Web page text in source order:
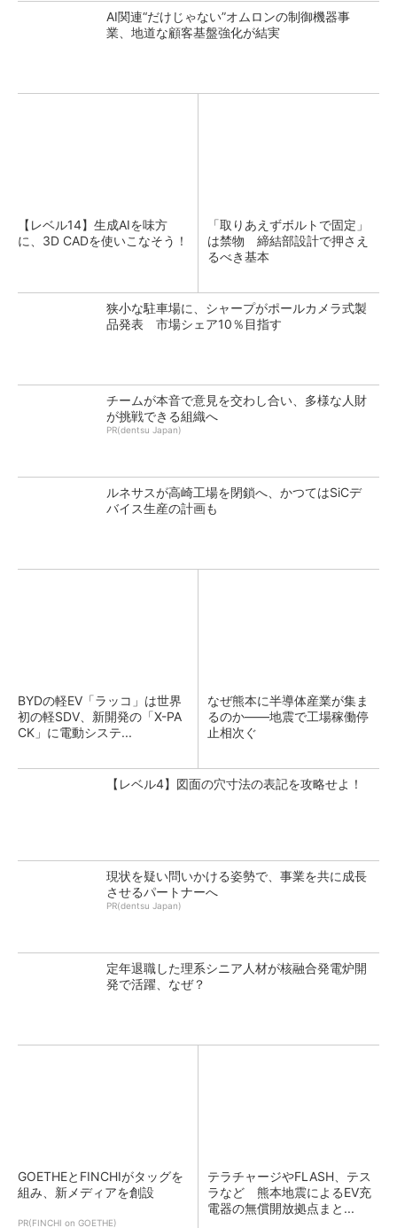
AI関連“だけじゃない”オムロンの制御機器事
業、地道な顧客基盤強化が結実
【レベル14】生成AIを味方
に、3D CADを使いこなそう！
「取りあえずボルトで固定」
は禁物 締結部設計で押さえ
るべき基本
狭小な駐車場に、シャープがポールカメラ式製
品発表 市場シェア10％目指す
チームが本音で意見を交わし合い、多様な人財
が挑戦できる組織へ
PR(dentsu Japan)
ルネサスが高崎工場を閉鎖へ、かつてはSiCデ
バイス生産の計画も
BYDの軽EV「ラッコ」は世界
初の軽SDV、新開発の「X-PA
CK」に電動システ...
なぜ熊本に半導体産業が集ま
るのか――地震で工場稼働停
止相次ぐ
【レベル4】図面の穴寸法の表記を攻略せよ！
現状を疑い問いかける姿勢で、事業を共に成長
させるパートナーへ
PR(dentsu Japan)
定年退職した理系シニア人材が核融合発電炉開
発で活躍、なぜ？
GOETHEとFINCHIがタッグを
組み、新メディアを創設
PR(FINCHI on GOETHE)
テラチャージやFLASH、テス
ラなど 熊本地震によるEV充
電器の無償開放拠点まと...